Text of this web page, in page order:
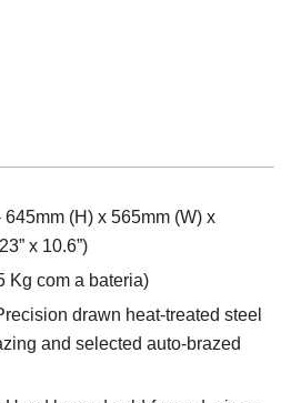
(H) x 565mm (W) x
x 10.6”)
Kg com a bateria)
drawn heat-treated steel
and selected auto-brazed